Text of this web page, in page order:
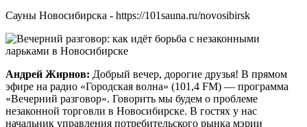
Сауны Новосибирска - https://101sauna.ru/novosibirsk
Андрей Жирнов: Добрый вечер, дорогие друзья! В прямом
эфире на радио «Городская волна» (101,4 FM) — программа
«Вечерний разговор». Говорить мы будем о проблеме
незаконной торговли в Новосибирске. В гостях у нас
начальник управления потребительского рынка мэрии